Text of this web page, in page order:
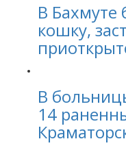
В Бахмуте
кошку,
В
14